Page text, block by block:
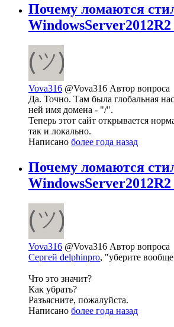
Почему ломаются
Vova316 @Vova316 Автор вопроса
Да. Точно. Там была глобальная
ней имя домена - "/".
Теперь этот сайт открывается
так и локально.
Написано более года назад
Почему ломаются
Vova316 @Vova316 Автор вопроса
Сергей delphinpro, "уберите вообще
Что это значит?
Как убрать?
Разъясните, пожалуйста.
Написано более года назад